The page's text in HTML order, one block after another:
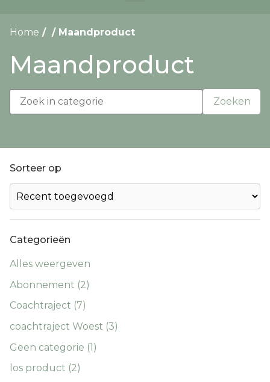
Home / / Maandproduct
Maandproduct
Zoeken
Sorteer op
Categorieën
Alles weergeven
Abonnement (2)
Coachtraject (7)
coachtraject Woest (3)
Geen categorie (1)
los product (2)